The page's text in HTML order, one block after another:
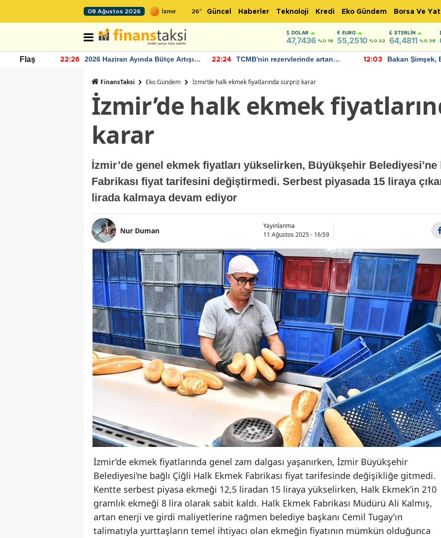
08 Ağustos 2026 26° Güncel Haberler Teknoloji Kredi Eko Gündem Borsa Ve
DOLAR
47,7436 %0.18
EURO
55,2510 %0.32
STERLIN
64,4811 %0.38
Flaş 22:26
2026 Haziran Ayında Bütçe Artışı
22:24
TCMB'nin rezervlerinde artan
12:03
Bakan Şimşek,
FinansTaksi Eko Gündem İzmir’de halk ekmek fiyatlarında sürpriz karar
İzmir’de halk ekmek
karar
İzmir’de genel ekmek fiyatları yükselirken, Büyükşehir Belediyesi’ne
Fabrikası fiyat tarifesini değiştirmedi. Serbest piyasada 15 liraya
lirada kalmaya devam ediyor
Nur Duman
Yayınlanma
11 Ağustos 2025 - 16:59
İzmir’de ekmek fiyatlarında genel zam dalgası yaşanırken, İzmir Büyükşehir
Belediyesi’ne bağlı Çiğli Halk Ekmek Fabrikası fiyat tarifesinde değişikliğe gitmedi.
Kentte serbest piyasa ekmeği 12,5 liradan 15 liraya yükselirken, Halk Ekmek’in 210
gramlık ekmeği 8 lira olarak sabit kaldı. Halk Ekmek Fabrikası Müdürü Ali Kalmış,
artan enerji ve girdi maliyetlerine rağmen belediye başkanı Cemil Tugay’ın
talimatıyla yurttaşların temel ihtiyacı olan ekmeğin fiyatının mümkün olduğunca